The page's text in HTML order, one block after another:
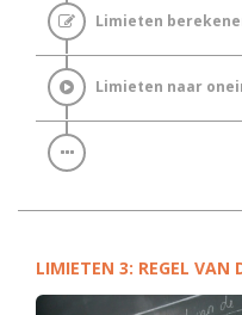
Limieten
Limieten naar
LIMIETEN 3: REGEL VAN